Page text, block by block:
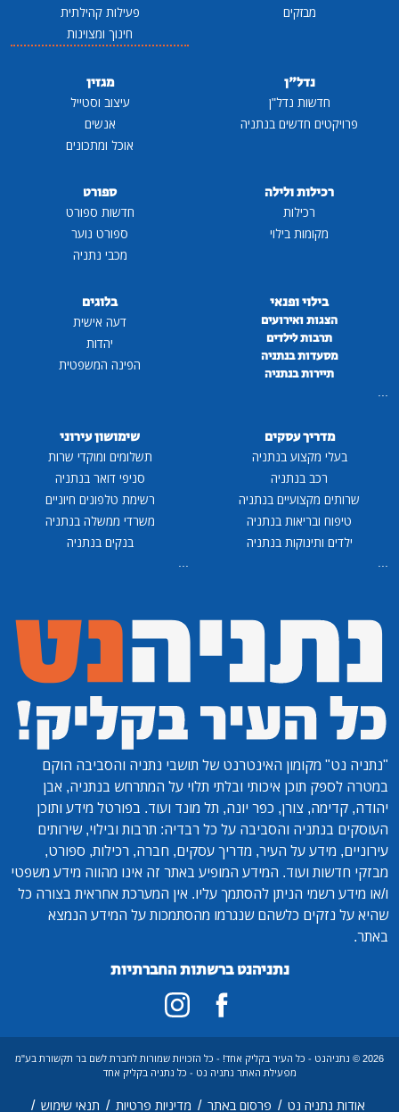
מבזקים
פעילות קהילתית
חינוך ומצוינות
נדל"ן
חדשות נדל"ן
פרויקטים חדשים בנתניה
מגזין
עיצוב וסטייל
אנשים
אוכל ומתכונים
רכילות ולילה
רכילות
מקומות בילוי
ספורט
חדשות ספורט
ספורט נוער
מכבי נתניה
בילוי ופנאי
הצגות ואירועים
תרבות לילדים
מסעדות בנתניה
תיירות בנתניה
...
בלוגים
דעה אישית
יהדות
הפינה המשפטית
מדריך עסקים
בעלי מקצוע בנתניה
רכב בנתניה
שרותים מקצועיים בנתניה
טיפוח ובריאות בנתניה
ילדים ותינוקות בנתניה
...
שימושון עירוני
תשלומים ומוקדי שרות
סניפי דואר בנתניה
רשימת טלפונים חיוניים
משרדי ממשלה בנתניה
בנקים בנתניה
...
"נתניה נט" מקומון האינטרנט של תושבי נתניה והסביבה הוקם
במטרה לספק תוכן איכותי ובלתי תלוי על המתרחש בנתניה, אבן
יהודה, קדימה, צורן, כפר יונה, תל מונד ועוד. בפורטל מידע ותוכן
העוסקים בנתניה והסביבה על כל רבדיה: תרבות ובילוי, שירותים
עירוניים, מידע על העיר, מדריך עסקים, חברה, רכילות, ספורט,
מבזקי חדשות ועוד. המידע המופיע באתר זה אינו מהווה מידע משפטי
ו/או מידע רשמי הניתן להסתמך עליו. אין המערכת אחראית בצורה כל
שהיא על נזקים כלשהם שנגרמו מהסתמכות על המידע הנמצא
באתר.
נתניהנט ברשתות החברתיות
2026 © נתניהנט - כל העיר בקליק אחד! - כל הזכויות שמורות לחברת לשם בר תקשורת בע"מ
מפעילת האתר נתניה נט - כל נתניה בקליק אחד
אודות נתניה נט / פרסום באתר / מדיניות פרטיות / תנאי שימוש /